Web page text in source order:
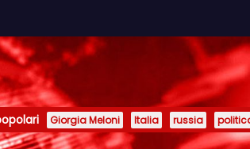
Giorgia Meloni Italia russia